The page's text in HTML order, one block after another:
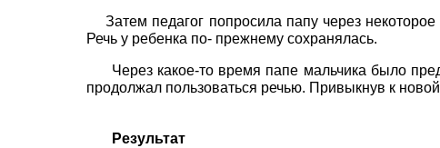
Затем педагог попросила папу через
Речь у ребенка по- прежнему сохранялась.
Через какое-то время папе мальчика было
продолжал пользоваться речью. Привыкнув к
Результат